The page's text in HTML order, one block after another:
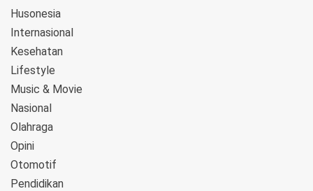
Husonesia
Internasional
Kesehatan
Lifestyle
Music & Movie
Nasional
Olahraga
Opini
Otomotif
Pendidikan